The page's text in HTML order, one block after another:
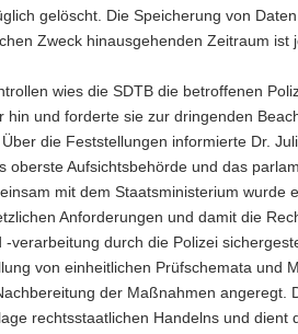
gelöscht. Die Speicherung von
Zweck hinausgehenden Zeitraum ist
wies die SDTB die betroffenen
hin und forderte sie zur dringenden
die Feststellungen informierte Dr.
oberste Aufsichtsbehörde und das
mit dem Staatsministerium wurde
Anforderungen und damit die
verarbeitung durch die Polizei
von einheitlichen Prüfschemata und
der Maßnahmen angeregt.
rechtsstaatlichen Handelns und dient